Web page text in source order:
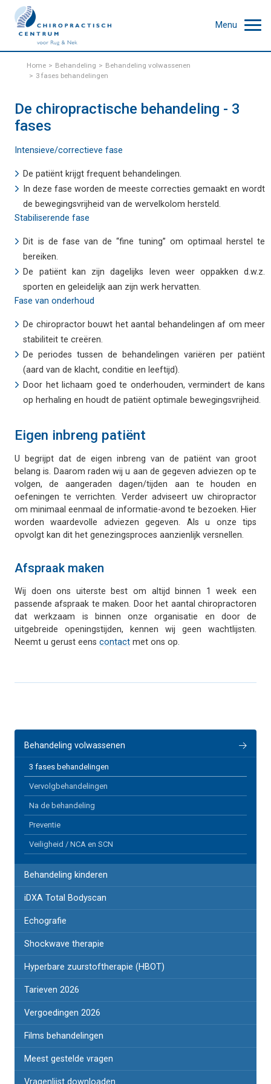
Menu
Home Behandeling
Behandeling volwassenen
3 fases behandelingen
Behandeling volwassenen
3 fases behandelingen
Vervolgbehandelingen
Na de behandeling
Preventie
Veiligheid / NCA en SCN
Behandeling kinderen
iDXA Total Bodyscan
Echografie
Shockwave therapie
Hyperbare zuurstoftherapie (HBOT)
Tarieven 2026
Vergoedingen 2026
Films behandelingen
Meest gestelde vragen
Vragenlijst downloaden
De chiropractische behandeling - 3
fases
Intensieve/correctieve fase
De patiënt krijgt frequent behandelingen.
In deze fase worden de meeste correcties gemaakt en wordt
de bewegingsvrijheid van de wervelkolom hersteld.
Stabiliserende fase
Dit is de fase van de “fine tuning” om optimaal herstel te
bereiken.
De patiënt kan zijn dagelijks leven weer oppakken d.w.z.
sporten en geleidelijk aan zijn werk hervatten.
Fase van onderhoud
De chiropractor bouwt het aantal behandelingen af om meer
stabiliteit te creëren.
De periodes tussen de behandelingen variëren per patiënt
(aard van de klacht, conditie en leeftijd).
Door het lichaam goed te onderhouden, vermindert de kans
op herhaling en houdt de patiënt optimale bewegingsvrijheid.
Eigen inbreng patiënt
U begrijpt dat de eigen inbreng van de patiënt van groot
belang is. Daarom raden wij u aan de gegeven adviezen op te
volgen, de aangeraden dagen/tijden aan te houden en
oefeningen te verrichten. Verder adviseert uw chiropractor
om minimaal eenmaal de informatie-avond te bezoeken. Hier
worden waardevolle adviezen gegeven. Als u onze tips
opvolgt kan dit het genezingsproces aanzienlijk versnellen.
Afspraak maken
Wij doen ons uiterste best om altijd binnen 1 week een
passende afspraak te maken. Door het aantal chiropractoren
dat werkzaam is binnen onze organisatie en door de
uitgebreide openingstijden, kennen wij geen wachtlijsten.
Neemt u gerust eens contact met ons op.